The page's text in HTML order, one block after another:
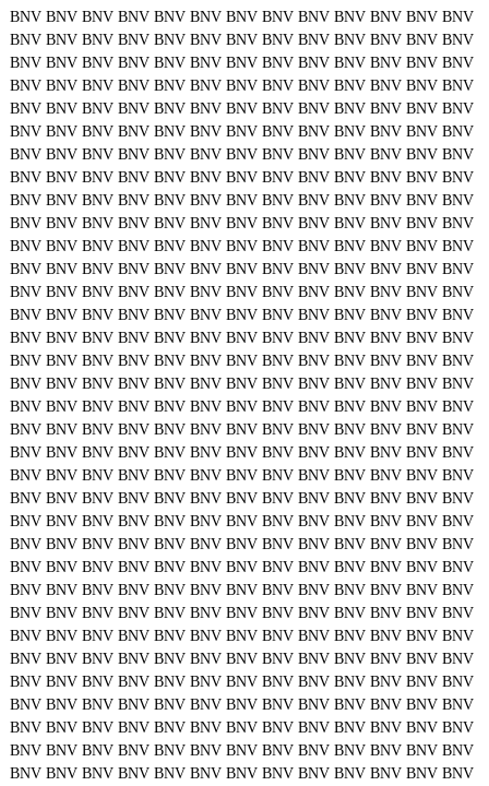
BNV BNV BNV BNV BNV BNV BNV BNV BNV BNV BNV BNV BNV
BNV BNV BNV BNV BNV BNV BNV BNV BNV BNV BNV BNV BNV
BNV BNV BNV BNV BNV BNV BNV BNV BNV BNV BNV BNV BNV
BNV BNV BNV BNV BNV BNV BNV BNV BNV BNV BNV BNV BNV
BNV BNV BNV BNV BNV BNV BNV BNV BNV BNV BNV BNV BNV
BNV BNV BNV BNV BNV BNV BNV BNV BNV BNV BNV BNV BNV
BNV BNV BNV BNV BNV BNV BNV BNV BNV BNV BNV BNV BNV
BNV BNV BNV BNV BNV BNV BNV BNV BNV BNV BNV BNV BNV
BNV BNV BNV BNV BNV BNV BNV BNV BNV BNV BNV BNV BNV
BNV BNV BNV BNV BNV BNV BNV BNV BNV BNV BNV BNV BNV
BNV BNV BNV BNV BNV BNV BNV BNV BNV BNV BNV BNV BNV
BNV BNV BNV BNV BNV BNV BNV BNV BNV BNV BNV BNV BNV
BNV BNV BNV BNV BNV BNV BNV BNV BNV BNV BNV BNV BNV
BNV BNV BNV BNV BNV BNV BNV BNV BNV BNV BNV BNV BNV
BNV BNV BNV BNV BNV BNV BNV BNV BNV BNV BNV BNV BNV
BNV BNV BNV BNV BNV BNV BNV BNV BNV BNV BNV BNV BNV
BNV BNV BNV BNV BNV BNV BNV BNV BNV BNV BNV BNV BNV
BNV BNV BNV BNV BNV BNV BNV BNV BNV BNV BNV BNV BNV
BNV BNV BNV BNV BNV BNV BNV BNV BNV BNV BNV BNV BNV
BNV BNV BNV BNV BNV BNV BNV BNV BNV BNV BNV BNV BNV
BNV BNV BNV BNV BNV BNV BNV BNV BNV BNV BNV BNV BNV
BNV BNV BNV BNV BNV BNV BNV BNV BNV BNV BNV BNV BNV
BNV BNV BNV BNV BNV BNV BNV BNV BNV BNV BNV BNV BNV
BNV BNV BNV BNV BNV BNV BNV BNV BNV BNV BNV BNV BNV
BNV BNV BNV BNV BNV BNV BNV BNV BNV BNV BNV BNV BNV
BNV BNV BNV BNV BNV BNV BNV BNV BNV BNV BNV BNV BNV
BNV BNV BNV BNV BNV BNV BNV BNV BNV BNV BNV BNV BNV
BNV BNV BNV BNV BNV BNV BNV BNV BNV BNV BNV BNV BNV
BNV BNV BNV BNV BNV BNV BNV BNV BNV BNV BNV BNV BNV
BNV BNV BNV BNV BNV BNV BNV BNV BNV BNV BNV BNV BNV
BNV BNV BNV BNV BNV BNV BNV BNV BNV BNV BNV BNV BNV
BNV BNV BNV BNV BNV BNV BNV BNV BNV BNV BNV BNV BNV
BNV BNV BNV BNV BNV BNV BNV BNV BNV BNV BNV BNV BNV
BNV BNV BNV BNV BNV BNV BNV BNV BNV BNV BNV BNV BNV